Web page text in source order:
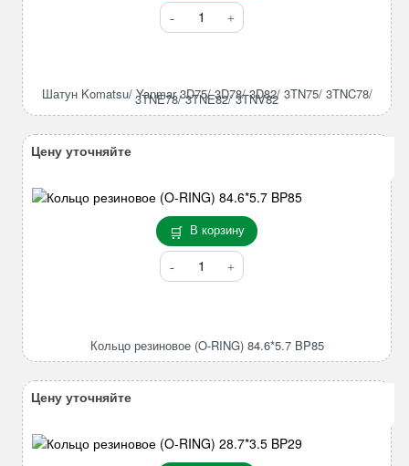
Количество
товара
Yanmar
3D75/
3TNE78/
3TNE82/
3TNV82
Шатун Komatsu/ Yanmar 3D75/ 3D78/ 3D82/ 3TN75/ 3TNC78/
3TNE78/ 3TNE82/ 3TNV82
В корзину
Количество
товара
RING)
Кольцо резиновое (O-RING) 84.6*5.7 BP85
Цену уточняйте
Цену уточняйте